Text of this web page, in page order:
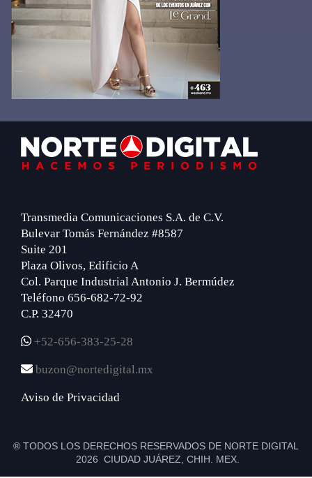
Footer
Transmedia Comunicaciones S.A. de C.V.
Bulevar Tomás Fernández #8587
Suite 201
Plaza Olivos, Edificio A
Col. Parque Industrial Antonio J. Bermúdez
Teléfono 656-682-72-92
C.P. 32470
+52-656-383-25-28
buzon@nortedigital.mx
Aviso de Privacidad
® TODOS LOS DERECHOS RESERVADOS DE NORTE DIGITAL
2026 CIUDAD JUÁREZ, CHIH. MEX.